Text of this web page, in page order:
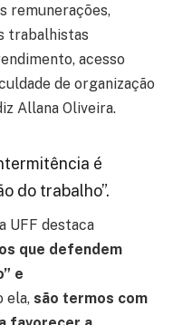
remunerações,
trabalhistas
acesso
de organização
Allana Oliveira.
é
do trabalho”.
UFF destaca
que defendem
e
ela, são termos com